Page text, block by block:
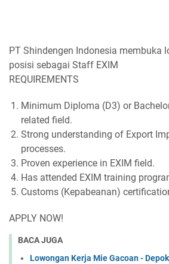
PT Shindengen Indonesia membuka
posisi sebagai Staff EXIM
REQUIREMENTS
Minimum Diploma (D3) or
related field.
Strong understanding of Export
processes.
Proven experience in EXIM field.
Has attended EXIM training
Customs (Kepabeanan)
APPLY NOW!
BACA JUGA
Lowongan Kerja Mie Gacoan - Depok